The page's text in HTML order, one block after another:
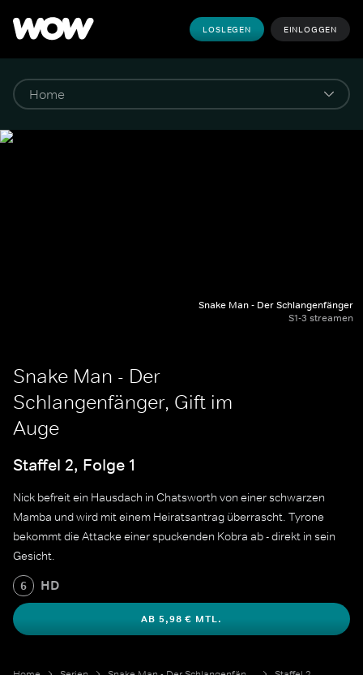
LOSLEGEN EINLOGGEN
Snake Man - Der Schlangenfänger
S1-3 streamen
Snake Man - Der
Schlangenfänger, Gift im
Auge
Staffel 2, Folge 1
Nick befreit ein Hausdach in Chatsworth von einer schwarzen
Mamba und wird mit einem Heiratsantrag überrascht. Tyrone
bekommt die Attacke einer spuckenden Kobra ab - direkt in sein
Gesicht.
6 HD
AB 5,98 € MTL.